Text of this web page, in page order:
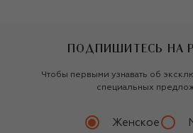
ПОДПИШИТЕСЬ НА
Чтобы первыми узнавать об
специальных
Женское